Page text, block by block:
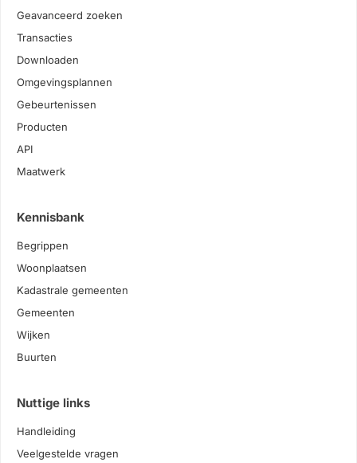
Geavanceerd zoeken
Transacties
Downloaden
Omgevingsplannen
Gebeurtenissen
Producten
API
Maatwerk
Kennisbank
Begrippen
Woonplaatsen
Kadastrale gemeenten
Gemeenten
Wijken
Buurten
Nuttige links
Handleiding
Veelgestelde vragen